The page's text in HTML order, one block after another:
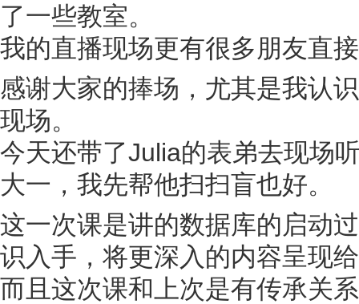
了一些教室。
我的直播现场更有很多朋友直
感谢大家的捧场，尤其是我认
现场。
今天还带了Julia的表弟去现场
大一，我先帮他扫扫盲也好。
这一次课是讲的数据库的启动
识入手，将更深入的内容呈现
而且这次课和上次是有传承关